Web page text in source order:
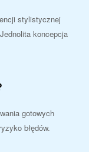
stylistycznej
koncepcja
gotowych
błędów.